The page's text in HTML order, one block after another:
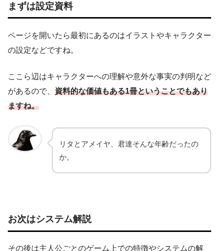
まずは設定資料
ページを開いたら最初にあるのはイラストやキャラクター
の設定などですね。
ここら辺はキャラクターへの理解や意外な事実の判明など
があるので、 資料的な価値もある1冊ということでもあり
ますね。
リタとアメイヤ、君達そんな年齢だったの
か。
お次はシステム解説
その後は主人公ごとのゲーム上での特徴やシステムの解